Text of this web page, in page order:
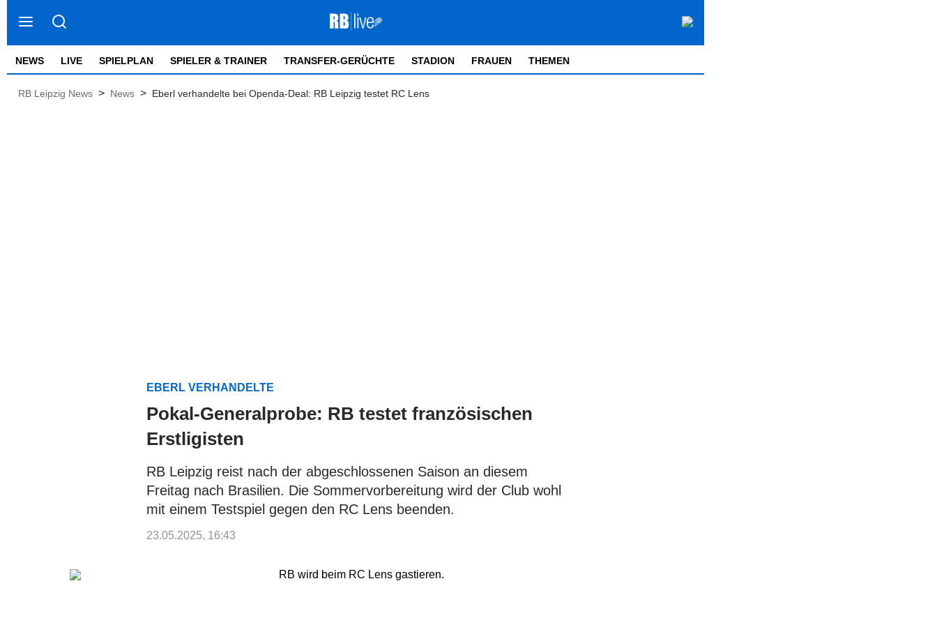
NEWS LIVE SPIELPLAN SPIELER & TRAINER TRANSFER-GERÜCHTE STADION FRAUEN THEMEN
RB Leipzig News > News > Eberl verhandelte bei Openda-Deal: RB Leipzig testet RC Lens
EBERL VERHANDELTE
Pokal-Generalprobe: RB testet französischen
Erstligisten
RB Leipzig reist nach der abgeschlossenen Saison an diesem
Freitag nach Brasilien. Die Sommervorbereitung wird der Club wohl
mit einem Testspiel gegen den RC Lens beenden.
23.05.2025, 16:43